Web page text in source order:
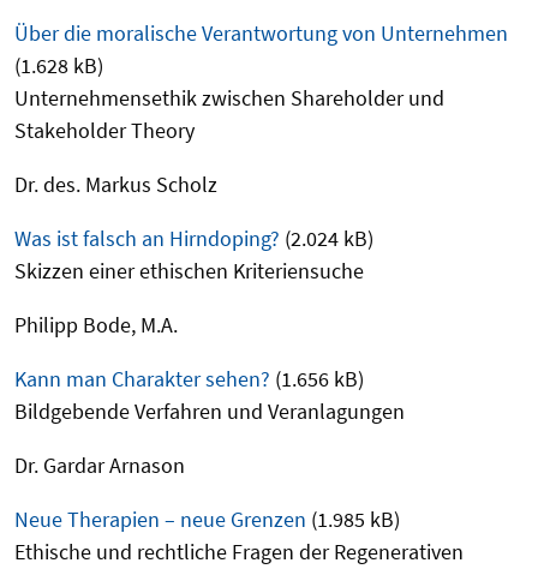
Über die moralische Verantwortung von Unternehmen
(1.628 kB)
Unternehmensethik zwischen Shareholder und
Stakeholder Theory
Dr. des. Markus Scholz
Was ist falsch an Hirndoping? (2.024 kB)
Skizzen einer ethischen Kriteriensuche
Philipp Bode, M.A.
Kann man Charakter sehen? (1.656 kB)
Bildgebende Verfahren und Veranlagungen
Dr. Gardar Arnason
Neue Therapien – neue Grenzen (1.985 kB)
Ethische und rechtliche Fragen der Regenerativen